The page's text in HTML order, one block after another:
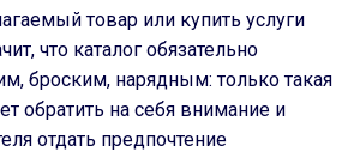
товар или купить услуги
что каталог обязательно
броским, нарядным: только такая
обратить на себя внимание и
отдать предпочтение